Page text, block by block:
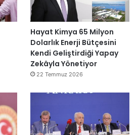
Hayat Kimya 65 Milyon
Dolarlık Enerji Bütçesini
Kendi Geliştirdiği Yapay
Zekâyla Yönetiyor
22 Temmuz 2026